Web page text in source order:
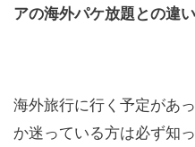
アの海外パケ放題との違い
海外旅行に行く予定があ
か迷っている方は必ず知